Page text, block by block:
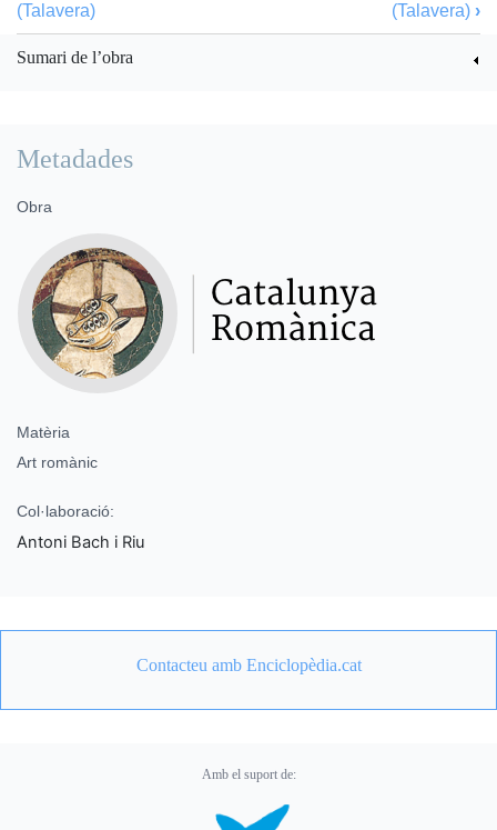
(Talavera) (Talavera) ›
Sumari de l’obra
Metadades
Obra
Matèria
Art romànic
Col·laboració:
Antoni Bach i Riu
Contacteu amb Enciclopèdia.cat
Amb el suport de: